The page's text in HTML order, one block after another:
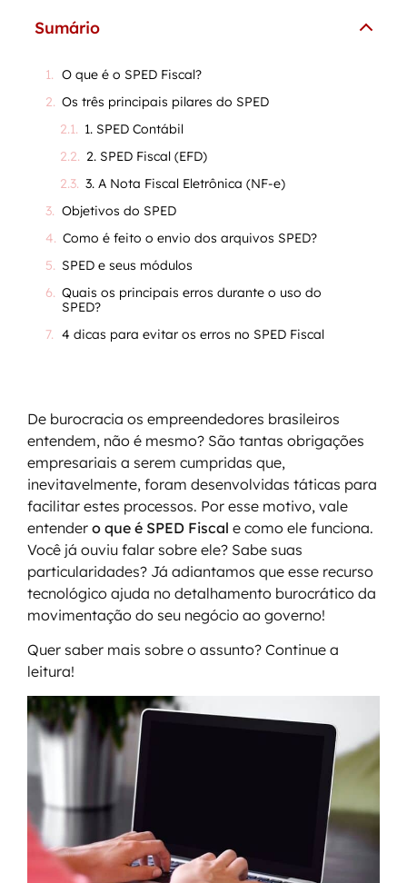
Sumário
O que é o SPED Fiscal?
Os três principais pilares do SPED
1. SPED Contábil
2. SPED Fiscal (EFD)
3. A Nota Fiscal Eletrônica (NF-e)
Objetivos do SPED
Como é feito o envio dos arquivos SPED?
SPED e seus módulos
Quais os principais erros durante o uso do
SPED?
4 dicas para evitar os erros no SPED Fiscal
De burocracia os empreendedores brasileiros
entendem, não é mesmo? São tantas obrigações
empresariais a serem cumpridas que,
inevitavelmente, foram desenvolvidas táticas para
facilitar estes processos. Por esse motivo, vale
entender o que é SPED Fiscal e como ele funciona.
Você já ouviu falar sobre ele? Sabe suas
particularidades? Já adiantamos que esse recurso
tecnológico ajuda no detalhamento burocrático da
movimentação do seu negócio ao governo!
Quer saber mais sobre o assunto? Continue a
leitura!